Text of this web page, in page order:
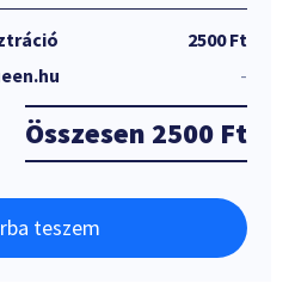
2500 Ft
-
Összesen 2500 Ft
teszem